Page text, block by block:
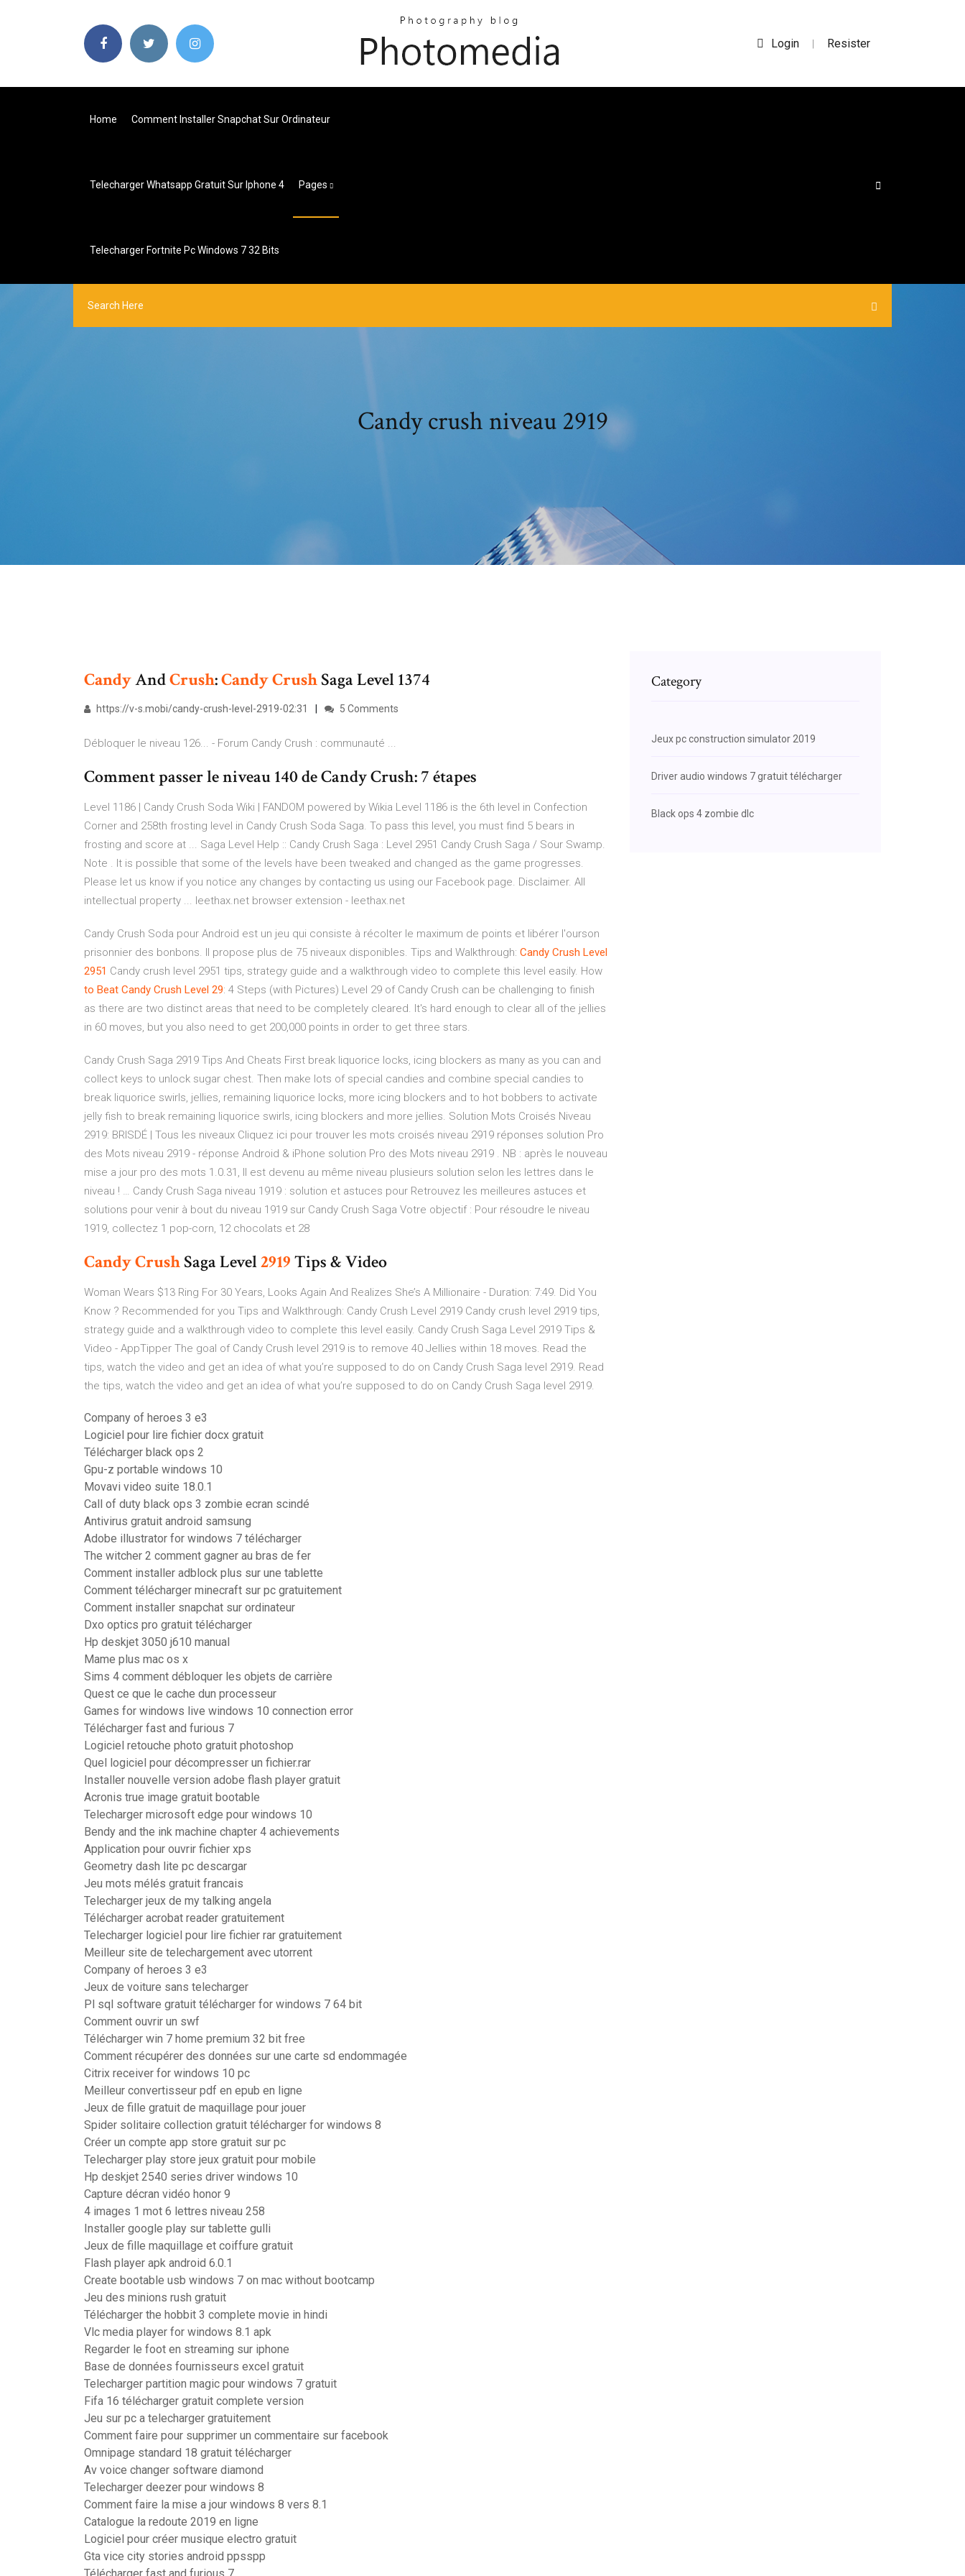
Login | Resister
Home Comment Installer Snapchat Sur Ordinateur
Telecharger Whatsapp Gratuit Sur Iphone 4 Pages
Telecharger Fortnite Pc Windows 7 32 Bits
Candy crush niveau 2919
CandyAndCrush:CandyCrushSaga Level 1374
https://v-s.mobi/candy-crush-level-2919-02:31 5 Comments
Débloquer le niveau 126... - Forum Candy Crush : communauté ...
Comment passer le niveau 140 de Candy Crush: 7 étapes
Level 1186 | Candy Crush Soda Wiki | FANDOM powered by Wikia Level 1186 is the 6th level in Confection
Corner and 258th frosting level in Candy Crush Soda Saga. To pass this level, you must find 5 bears in
frosting and score at ... Saga Level Help :: Candy Crush Saga : Level 2951 Candy Crush Saga / Sour Swamp.
Note . It is possible that some of the levels have been tweaked and changed as the game progresses.
Please let us know if you notice any changes by contacting us using our Facebook page. Disclaimer. All
intellectual property ... leethax.net browser extension - leethax.net
Candy Crush Soda pour Android est un jeu qui consiste à récolter le maximum de points et libérer l'ourson
prisonnier des bonbons. Il propose plus de 75 niveaux disponibles. Tips and Walkthrough: Candy Crush Level
2951 Candy crush level 2951 tips, strategy guide and a walkthrough video to complete this level easily. How
to Beat Candy Crush Level 29: 4 Steps (with Pictures) Level 29 of Candy Crush can be challenging to finish
as there are two distinct areas that need to be completely cleared. It's hard enough to clear all of the jellies
in 60 moves, but you also need to get 200,000 points in order to get three stars.
Candy Crush Saga 2919 Tips And Cheats First break liquorice locks, icing blockers as many as you can and
collect keys to unlock sugar chest. Then make lots of special candies and combine special candies to
break liquorice swirls, jellies, remaining liquorice locks, more icing blockers and to hot bobbers to activate
jelly fish to break remaining liquorice swirls, icing blockers and more jellies. Solution Mots Croisés Niveau
2919: BRISDÉ | Tous les niveaux Cliquez ici pour trouver les mots croisés niveau 2919 réponses solution Pro
des Mots niveau 2919 - réponse Android & iPhone solution Pro des Mots niveau 2919 . NB : après le nouveau
mise a jour pro des mots 1.0.31, Il est devenu au même niveau plusieurs solution selon les lettres dans le
niveau ! … Candy Crush Saga niveau 1919 : solution et astuces pour Retrouvez les meilleures astuces et
solutions pour venir à bout du niveau 1919 sur Candy Crush Saga Votre objectif : Pour résoudre le niveau
1919, collectez 1 pop-corn, 12 chocolats et 28
CandyCrushSaga Level2919Tips & Video
Woman Wears $13 Ring For 30 Years, Looks Again And Realizes She’s A Millionaire - Duration: 7:49. Did You
Know ? Recommended for you Tips and Walkthrough: Candy Crush Level 2919 Candy crush level 2919 tips,
strategy guide and a walkthrough video to complete this level easily. Candy Crush Saga Level 2919 Tips &
Video - AppTipper The goal of Candy Crush level 2919 is to remove 40 Jellies within 18 moves. Read the
tips, watch the video and get an idea of what you’re supposed to do on Candy Crush Saga level 2919. Read
the tips, watch the video and get an idea of what you’re supposed to do on Candy Crush Saga level 2919.
Company of heroes 3 e3
Logiciel pour lire fichier docx gratuit
Télécharger black ops 2
Gpu-z portable windows 10
Movavi video suite 18.0.1
Call of duty black ops 3 zombie ecran scindé
Antivirus gratuit android samsung
Adobe illustrator for windows 7 télécharger
The witcher 2 comment gagner au bras de fer
Comment installer adblock plus sur une tablette
Comment télécharger minecraft sur pc gratuitement
Comment installer snapchat sur ordinateur
Dxo optics pro gratuit télécharger
Hp deskjet 3050 j610 manual
Mame plus mac os x
Sims 4 comment débloquer les objets de carrière
Quest ce que le cache dun processeur
Games for windows live windows 10 connection error
Télécharger fast and furious 7
Logiciel retouche photo gratuit photoshop
Quel logiciel pour décompresser un fichier.rar
Installer nouvelle version adobe flash player gratuit
Acronis true image gratuit bootable
Telecharger microsoft edge pour windows 10
Bendy and the ink machine chapter 4 achievements
Application pour ouvrir fichier xps
Geometry dash lite pc descargar
Jeu mots mélés gratuit francais
Telecharger jeux de my talking angela
Télécharger acrobat reader gratuitement
Telecharger logiciel pour lire fichier rar gratuitement
Meilleur site de telechargement avec utorrent
Company of heroes 3 e3
Jeux de voiture sans telecharger
Pl sql software gratuit télécharger for windows 7 64 bit
Comment ouvrir un swf
Télécharger win 7 home premium 32 bit free
Comment récupérer des données sur une carte sd endommagée
Citrix receiver for windows 10 pc
Meilleur convertisseur pdf en epub en ligne
Jeux de fille gratuit de maquillage pour jouer
Spider solitaire collection gratuit télécharger for windows 8
Créer un compte app store gratuit sur pc
Telecharger play store jeux gratuit pour mobile
Hp deskjet 2540 series driver windows 10
Capture décran vidéo honor 9
4 images 1 mot 6 lettres niveau 258
Installer google play sur tablette gulli
Jeux de fille maquillage et coiffure gratuit
Flash player apk android 6.0.1
Create bootable usb windows 7 on mac without bootcamp
Jeu des minions rush gratuit
Télécharger the hobbit 3 complete movie in hindi
Vlc media player for windows 8.1 apk
Regarder le foot en streaming sur iphone
Base de données fournisseurs excel gratuit
Telecharger partition magic pour windows 7 gratuit
Fifa 16 télécharger gratuit complete version
Jeu sur pc a telecharger gratuitement
Comment faire pour supprimer un commentaire sur facebook
Omnipage standard 18 gratuit télécharger
Av voice changer software diamond
Telecharger deezer pour windows 8
Comment faire la mise a jour windows 8 vers 8.1
Catalogue la redoute 2019 en ligne
Logiciel pour créer musique electro gratuit
Gta vice city stories android ppsspp
Category
Jeux pc construction simulator 2019
Driver audio windows 7 gratuit télécharger
Black ops 4 zombie dlc